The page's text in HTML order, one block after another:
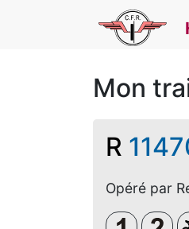
Mon
R
Opéré par
Clasa 1